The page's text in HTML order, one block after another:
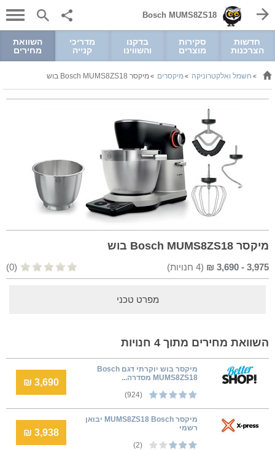
Bosch MUMS8ZS18
חדשות
הצרכנות
סקירות
מוצרים
בדקנו
והשווינו
מדריכי
קנייה
השוואת
מחירים
> חשמל ואלקטרוניקה >מיקסרים >מיקסר Bosch MUMS8ZS18 בוש
מיקסר Bosch MUMS8ZS18 בוש
3,975
-
3,690
₪
(
4 חנויות) (0)
מפרט טכני
השוואת מחירים מתוך 4 חנויות
מיקסר בוש יוקרתי דגם Bosch
MUMS8ZS18 מסדרה...
(924)
3,690 ₪
מיקסר MUMS8ZS18 Bosch יבואן
רשמי
(2)
3,938 ₪